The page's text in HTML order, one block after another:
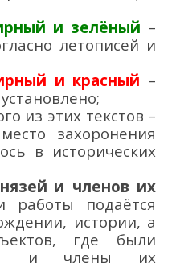
и зелёный –
летописей и
и красный –
из этих текстов –
захоронения
в исторических
и членов их
работы подаётся
истории, а
где были
и члены их